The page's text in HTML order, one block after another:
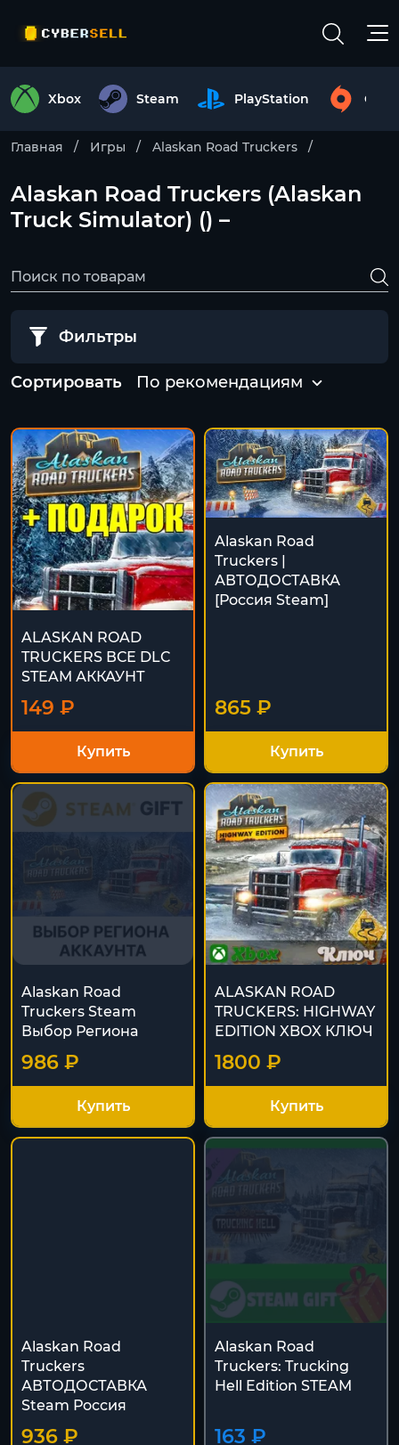
Xbox Steam PlayStation
Главная Игры Alaskan Road Truckers
Alaskan Road Truckers (Alaskan
Truck Simulator) () –
Фильтры
Сортировать По рекомендациям
ALASKAN ROAD
TRUCKERS ВСЕ DLC
STEAM АККАУНТ
149 ₽
Купить
Alaskan Road
Truckers |
АВТОДОСТАВКА
[Россия Steam]
865 ₽
Купить
Alaskan Road
Truckers Steam
Выбор Региона
986 ₽
Купить
ALASKAN ROAD
TRUCKERS: HIGHWAY
EDITION XBOX КЛЮЧ
1800 ₽
Купить
Alaskan Road
Truckers
АВТОДОСТАВКА
Steam Россия
936 ₽
Alaskan Road
Truckers: Trucking
Hell Edition STEAM
163 ₽